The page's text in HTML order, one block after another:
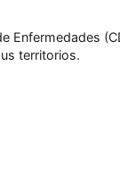
Enfermedades
territorios.